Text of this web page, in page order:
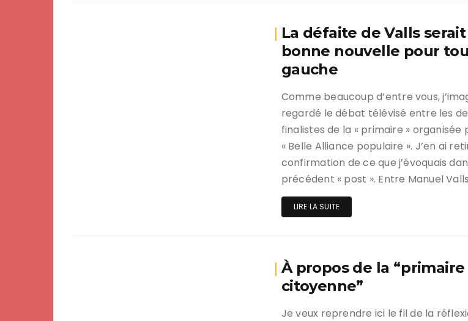
La défaite de Valls
bonne nouvelle pour
gauche
Comme beaucoup d’entre vous,
regardé le débat télévisé entre les
finalistes de la « primaire » organisée
« Belle Alliance populaire ». J’en ai
confirmation de ce que j’évoquais
précédent « post ». Entre Manuel
LIRE LA SUITE
À propos de la “primaire
citoyenne”
Je veux reprendre ici le fil de la